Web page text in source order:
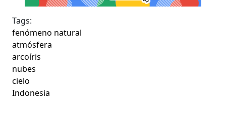
Tags:
fenómeno natural
atmósfera
arcoíris
nubes
cielo
Indonesia